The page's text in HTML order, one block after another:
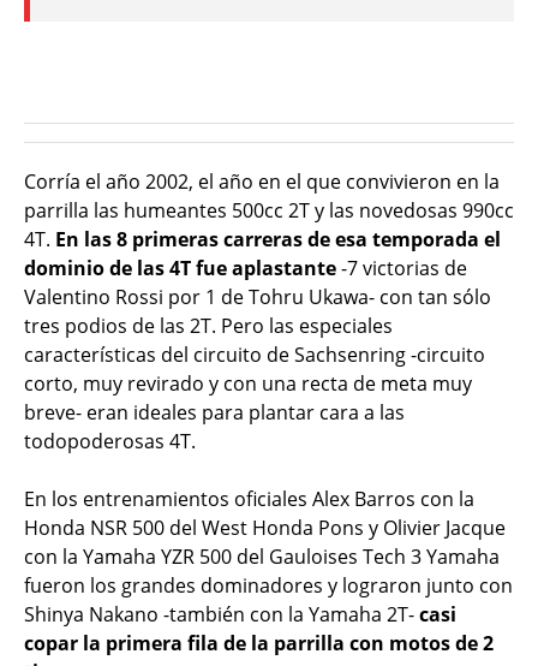
Corría el año 2002, el año en el que convivieron en la
parrilla las humeantes 500cc 2T y las novedosas 990cc
4T. En las 8 primeras carreras de esa temporada el
dominio de las 4T fue aplastante-7 victorias de
Valentino Rossi por 1 de Tohru Ukawa- con tan sólo
tres podios de las 2T. Pero las especiales
características del circuito de Sachsenring -circuito
corto, muy revirado y con una recta de meta muy
breve- eran ideales para plantar cara a las
todopoderosas 4T.
En los entrenamientos oficiales Alex Barros con la
Honda NSR 500 del West Honda Pons y Olivier Jacque
con la Yamaha YZR 500 del Gauloises Tech 3 Yamaha
fueron los grandes dominadores y lograron junto con
Shinya Nakano -también con la Yamaha 2T-casi
copar la primera fila de la parrilla con motos de 2